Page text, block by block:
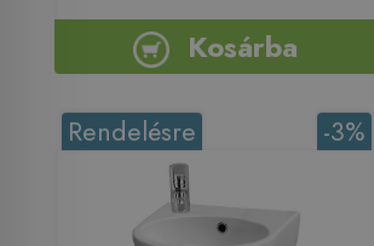
Kosárba
-3%
Rendelésre